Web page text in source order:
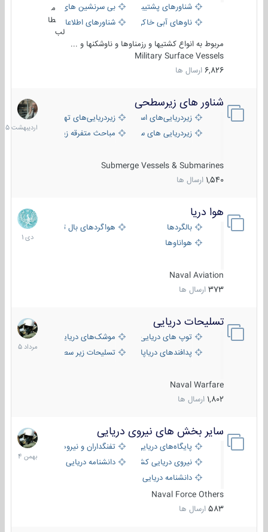
شناورهای پشتیبانی
بی سرنشین های دریایی
ناوهای آبی خاکی و نیروبرشناورهای اطلاعاتی و جاسوسی
طا
لب
مربوط به انواع کشتیها و رزمناوها و ناوشکنها و ...
Military Surface Vessels
6,826 ارسال ها
شناور های زیرسطحی
زیردریایی‌های استراتژیکزیردریایی‌های تهاجمی
زیردریایی های سبک
مباحث متفرقه زیرسطحی
Submerge Vessels & Submarines
1,540 ارسال ها
31
1405
هوا دریا
بالگردها
هواگردهای بال ثابت
هواناوها
Naval Aviation
373 ارسال ها
12
دی
1401
تسلیحات دریایی
توپ های دریایی
موشک‌های دریایی
پدافندهای دریاپایه
تسلیحات زیر سطحی
Naval Warfare
1,802 ارسال ها
2
مرداد
1405
سایر بخش های نیروی دریایی
پایگاه‌های دریایی
تفنگداران و نیروهای ویژه‌ی دریایی
نیروی دریایی کشورهای مختلفدانشنامه دریایی
دانشنامه دریایی کپی
Naval Force Others
583 ارسال ها
22
بهمن
1404